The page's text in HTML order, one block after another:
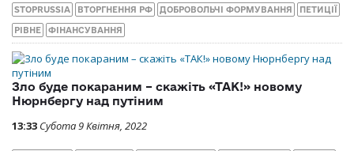
STOPRUSSIA ВТОРГНЕННЯ РФ ДОБРОВОЛЬЧІ ФОРМУВАННЯ ПЕТИЦІЇ
РІВНЕ ФІНАНСУВАННЯ
Зло буде покараним – скажіть «ТАК!» новому
Нюрнбергу над путіним
13:33 Субота 9 Квітня, 2022